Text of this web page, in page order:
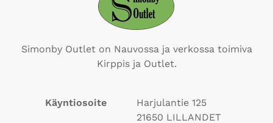
Simonby Outlet on Nauvossa ja verkossa toimiva
Kirppis ja Outlet.
Käyntiosoite
Harjulantie 125
21650 LILLANDET